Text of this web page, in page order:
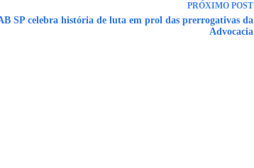
PRÓXIMO POST
SP celebra história de luta em prol das prerrogativas da
Advocacia